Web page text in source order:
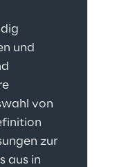
und
von
zur
aus in